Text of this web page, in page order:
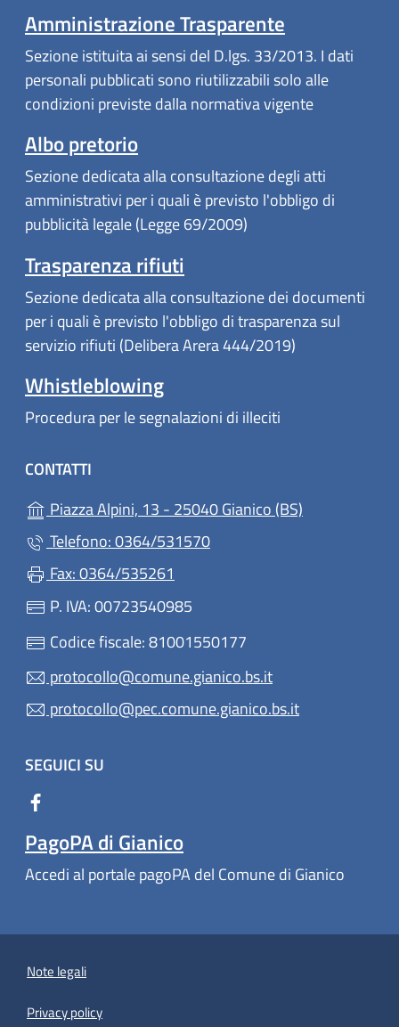
Amministrazione Trasparente
Sezione istituita ai sensi del D.lgs. 33/2013. I dati
personali pubblicati sono riutilizzabili solo alle
condizioni previste dalla normativa vigente
Albo pretorio
Sezione dedicata alla consultazione degli atti
amministrativi per i quali è previsto l'obbligo di
pubblicità legale (Legge 69/2009)
Trasparenza rifiuti
Sezione dedicata alla consultazione dei documenti
per i quali è previsto l'obbligo di trasparenza sul
servizio rifiuti (Delibera Arera 444/2019)
Whistleblowing
Procedura per le segnalazioni di illeciti
CONTATTI
Piazza Alpini, 13 - 25040 Gianico (BS)
Telefono: 0364/531570
Fax: 0364/535261
P. IVA: 00723540985
Codice fiscale: 81001550177
protocollo@comune.gianico.bs.it
protocollo@pec.comune.gianico.bs.it
SEGUICI SU
PagoPA di Gianico
Accedi al portale pagoPA del Comune di Gianico
Note legali
Privacy policy